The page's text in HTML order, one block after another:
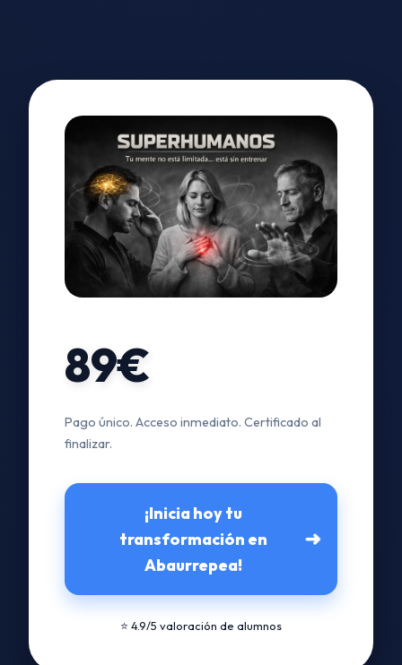
89€
Pago único. Acceso inmediato. Certificado al
finalizar.
¡Inicia hoy tu
transformación en
Abaurrepea!
➜
⭐ 4.9/5 valoración de alumnos